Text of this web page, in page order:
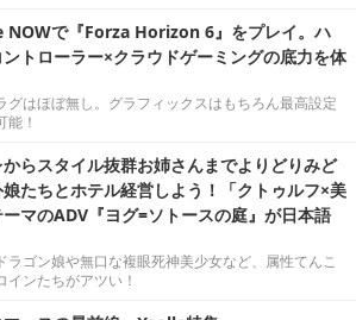
NOWで『Forza Horizon 6』をプレイ。ハ
トローラー×クラウドゲーミングの底力を体
グはほぼ無し。グラフィックスはもちろん最高設定
能！
らスタイル抜群お姉さんまでよりどりみど
娘たちとホテル経営しよう！「クトゥルフ×美
マのADV『ヨグ=ソトースの庭』が日本語
ラゴン娘や無口な複眼死神美少女など、属性てんこ
インたちがアツい！